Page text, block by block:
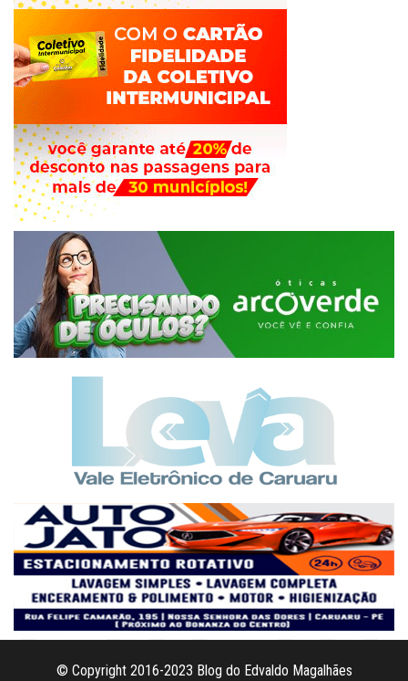
© Copyright 2016-2023 Blog do Edvaldo Magalhães